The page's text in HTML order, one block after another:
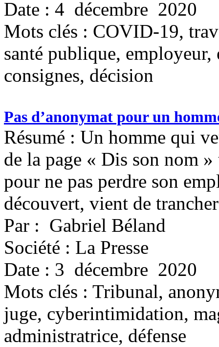
Date : 4 décembre 2020
Mots clés : COVID-19,
santé publique,
consignes, décision
Pas d’anonymat pour un
Résumé : Un homme qui
de la page « Dis son nom
pour ne pas perdre son
découvert, vient de
Par : Gabriel Béland
Société : La Presse
Date : 3 décembre 2020
Mots clés : Tribunal,
juge, cyberintimidation,
administratrice, défense